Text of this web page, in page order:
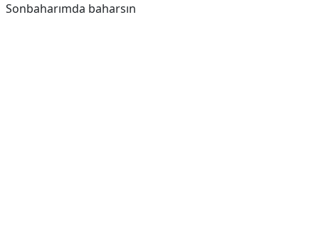
Sonbaharımda baharsın